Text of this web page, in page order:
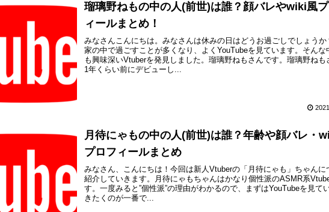
瑠璃野ねもの中の人(前世)は誰？顔バレやwiki風
ィールまとめ！
みなさんこんにちは。みなさんは休みの日はどうお過ごしでしょうか
家の中で過ごすことが多くなり、よくYouTubeを見ています。そんな
も興味深いVtuberを発見しました。瑠璃野ねもさんです。瑠璃野ねも
1年くらい前にデビューし...
月待にゃもの中の人(前世)は誰？年齢や顔バレ・
プロフィールまとめ
みなさん、こんにちは！今回は新人Vtuberの「月待にゃも」ちゃんに
紹介していきます。月待にゃもちゃんはかなり個性派のASMR系
す。一度みると”個性派”の理由がわかるので、まずはYouTubeを見て
きたくのが一番で...